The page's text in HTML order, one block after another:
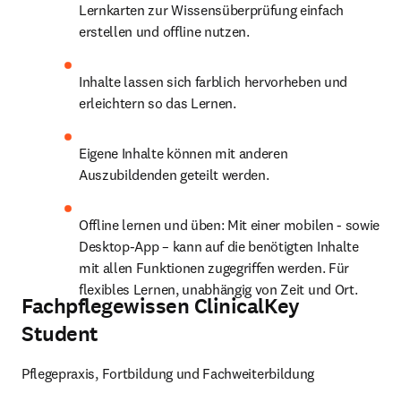
Lernkarten zur Wissensüberprüfung einfach
erstellen und offline nutzen.
Inhalte lassen sich farblich hervorheben und
erleichtern so das Lernen.
Eigene Inhalte können mit anderen
Auszubildenden geteilt werden.
Offline lernen und üben: Mit einer mobilen - sowie
Desktop-App – kann auf die benötigten Inhalte
mit allen Funktionen zugegriffen werden. Für
flexibles Lernen, unabhängig von Zeit und Ort.
Fachpflegewissen ClinicalKey
Student
Pflegepraxis, Fortbildung und Fachweiterbildung